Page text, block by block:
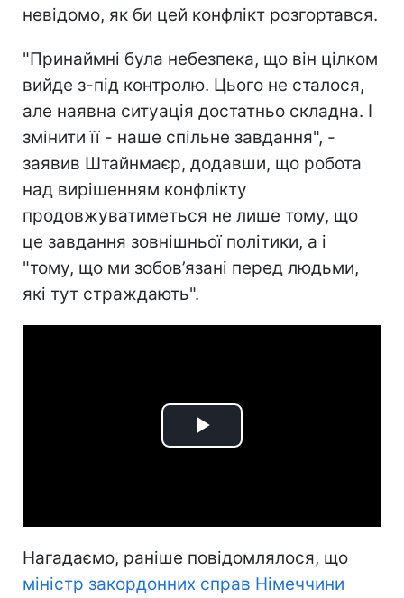
невідомо, як би цей конфлікт розгортався.
"Принаймні була небезпека, що він цілком
вийде з-під контролю. Цього не сталося,
але наявна ситуація достатньо складна. І
змінити її - наше спільне завдання", -
заявив Штайнмаєр, додавши, що робота
над вирішенням конфлікту
продовжуватиметься не лише тому, що
це завдання зовнішньої політики, а і
"тому, що ми зобов’язані перед людьми,
які тут страждають".
Play
Нагадаємо, раніше повідомлялося, що
міністр закордонних справ Німеччини